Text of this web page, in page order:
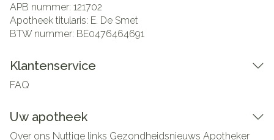
APB nummer: 121702
Apotheek titularis: E. De Smet
BTW nummer: BE0476464691
Klantenservice
FAQ
Uw apotheek
Over ons Nuttige links Gezondheidsnieuws Apotheker